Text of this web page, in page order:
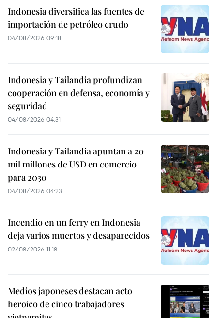
Indonesia diversifica las fuentes de
importación de petróleo crudo
04/08/2026 09:18
Indonesia y Tailandia profundizan
cooperación en defensa, economía y
seguridad
04/08/2026 04:31
Indonesia y Tailandia apuntan a 20
mil millones de USD en comercio
para 2030
04/08/2026 04:23
Incendio en un ferry en Indonesia
deja varios muertos y desaparecidos
02/08/2026 11:18
Medios japoneses destacan acto
heroico de cinco trabajadores